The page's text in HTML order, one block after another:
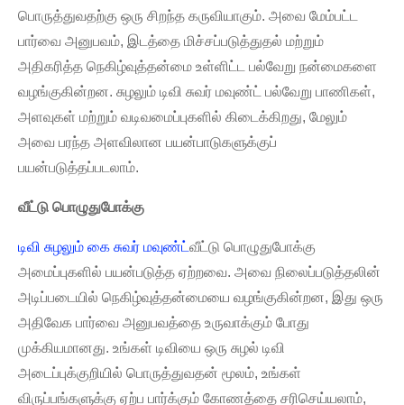
பொருத்துவதற்கு ஒரு சிறந்த கருவியாகும். அவை மேம்பட்ட
பார்வை அனுபவம், இடத்தை மிச்சப்படுத்துதல் மற்றும்
அதிகரித்த நெகிழ்வுத்தன்மை உள்ளிட்ட பல்வேறு நன்மைகளை
வழங்குகின்றன. சுழலும் டிவி சுவர் மவுண்ட் பல்வேறு பாணிகள்,
அளவுகள் மற்றும் வடிவமைப்புகளில் கிடைக்கிறது, மேலும்
அவை பரந்த அளவிலான பயன்பாடுகளுக்குப்
பயன்படுத்தப்படலாம்.
வீட்டு பொழுதுபோக்கு
டிவி சுழலும் கை சுவர் மவுண்ட் வீட்டு பொழுதுபோக்கு
அமைப்புகளில் பயன்படுத்த ஏற்றவை. அவை நிலைப்படுத்தலின்
அடிப்படையில் நெகிழ்வுத்தன்மையை வழங்குகின்றன, இது ஒரு
அதிவேக பார்வை அனுபவத்தை உருவாக்கும் போது
முக்கியமானது. உங்கள் டிவியை ஒரு சுழல் டிவி
அடைப்புக்குறியில் பொருத்துவதன் மூலம், உங்கள்
விருப்பங்களுக்கு ஏற்ப பார்க்கும் கோணத்தை சரிசெய்யலாம்,